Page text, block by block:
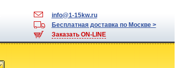
info@1-15kw.ru
Бесплатная доставка по Москве >
Заказать ON-LINE